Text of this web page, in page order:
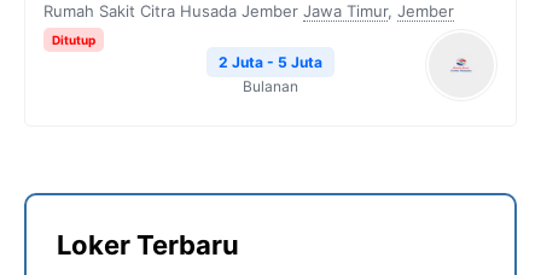
Rumah Sakit Citra Husada Jember Jawa Timur, Jember
Ditutup
2 Juta - 5 Juta
Bulanan
Loker Terbaru